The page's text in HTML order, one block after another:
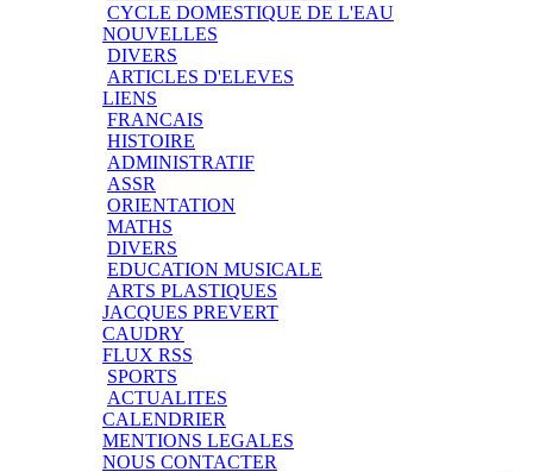
CYCLE DOMESTIQUE DE L'EAU
NOUVELLES
DIVERS
ARTICLES D'ELEVES
LIENS
FRANCAIS
HISTOIRE
ADMINISTRATIF
ASSR
ORIENTATION
MATHS
DIVERS
EDUCATION MUSICALE
ARTS PLASTIQUES
JACQUES PREVERT
CAUDRY
FLUX RSS
SPORTS
ACTUALITES
CALENDRIER
MENTIONS LEGALES
NOUS CONTACTER